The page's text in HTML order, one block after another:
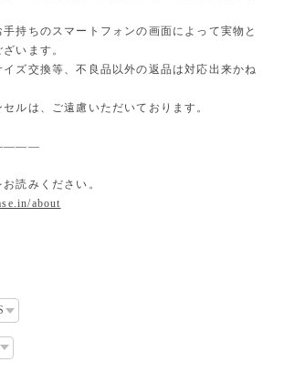
手持ちのスマートフォンの画面によって実物と
います。
イズ交換等、不良品以外の返品は対応出来かね
セルは、ご遠慮いただいております。
読みください。
about